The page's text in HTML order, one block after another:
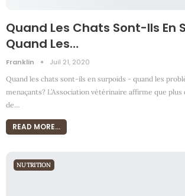
Quand Les Chats Sont-Ils En
Quand Les…
Franklin Juil 21, 2020
Quand les chats sont-ils en surpoids - quand les
menaçants? L’Association vétérinaire affirme que
de…
READ MORE...
NUTRITION